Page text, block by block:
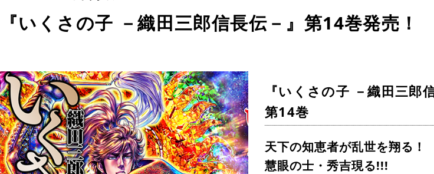
『いくさの子 －織田三郎信長伝－』第14巻発売！
『いくさの子 －織田三郎
第14巻
天下の知恵者が乱世を翔る！
慧眼の士・秀吉現る!!!